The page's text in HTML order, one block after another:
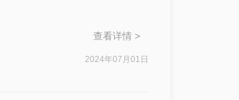
查看详情 >
2024年07月01日